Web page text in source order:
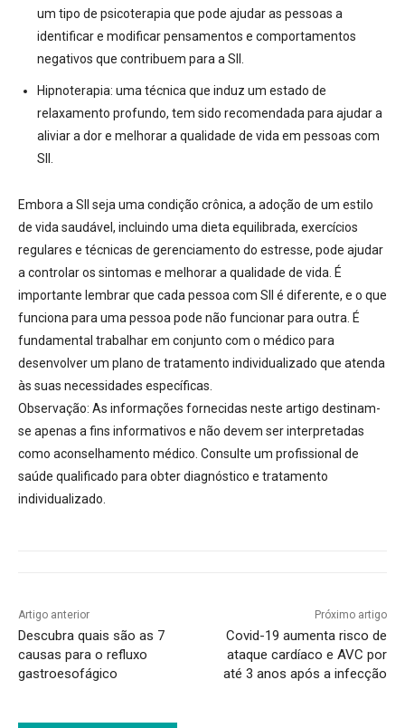
um tipo de psicoterapia que pode ajudar as pessoas a
identificar e modificar pensamentos e comportamentos
negativos que contribuem para a SII.
Hipnoterapia: uma técnica que induz um estado de
relaxamento profundo, tem sido recomendada para ajudar a
aliviar a dor e melhorar a qualidade de vida em pessoas com
SII.
Embora a SII seja uma condição crônica, a adoção de um estilo
de vida saudável, incluindo uma dieta equilibrada, exercícios
regulares e técnicas de gerenciamento do estresse, pode ajudar
a controlar os sintomas e melhorar a qualidade de vida. É
importante lembrar que cada pessoa com SII é diferente, e o que
funciona para uma pessoa pode não funcionar para outra. É
fundamental trabalhar em conjunto com o médico para
desenvolver um plano de tratamento individualizado que atenda
às suas necessidades específicas.
Observação: As informações fornecidas neste artigo destinam-
se apenas a fins informativos e não devem ser interpretadas
como aconselhamento médico. Consulte um profissional de
saúde qualificado para obter diagnóstico e tratamento
individualizado.
Artigo anterior
Descubra quais são as 7
causas para o refluxo
gastroesofágico
Próximo artigo
Covid-19 aumenta risco de
ataque cardíaco e AVC por
até 3 anos após a infecção